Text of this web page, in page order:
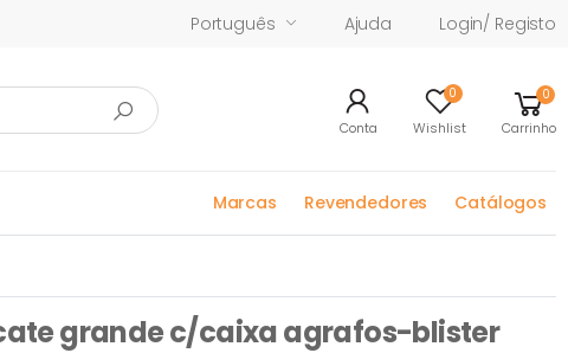
Português Ajuda Login/ Registo
Conta
0
Wishlist
0
Carrinho
Marcas Revendedores Catálogos
grande c/caixa agrafos-blister